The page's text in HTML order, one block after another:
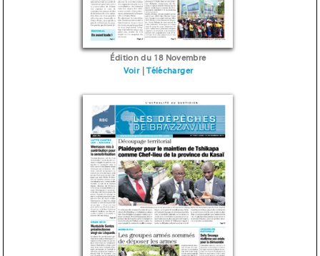
Édition du 18 Novembre
Voir|Télécharger